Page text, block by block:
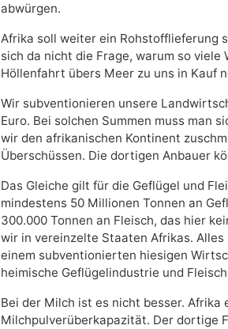
abwürgen.
Afrika soll weiter ein Rohstofflieferung
sich da nicht die Frage, warum so
Höllenfahrt übers Meer zu uns in Kauf
Wir subventionieren unsere
Euro. Bei solchen Summen muss man
wir den afrikanischen Kontinent
Überschüssen. Die dortigen Anbauer
Das Gleiche gilt für die Geflügel und
mindestens 50 Millionen Tonnen an
300.000 Tonnen an Fleisch, das hier
wir in vereinzelte Staaten Afrikas.
einem subventionierten hiesigen
heimische Geflügelindustrie und
Bei der Milch ist es nicht besser. Afrika
Milchpulverüberkapazität. Der dortige